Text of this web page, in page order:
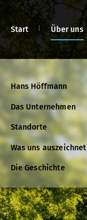
Start Über uns
Hans Höffmann
Das Unternehmen
Standorte
Was uns auszeichnet
Die Geschichte
Kontakt
Katalog anfordern